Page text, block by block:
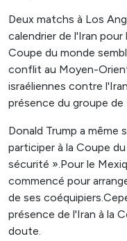
Deux matchs à Los
calendrier de l'Iran
Coupe du monde
conflit au Moyen-
israéliennes contre
présence du groupe
Donald Trump a même
participer à la Coupe
sécurité ».Pour le
commencé pour
de ses
présence de l'Iran à la
doute.